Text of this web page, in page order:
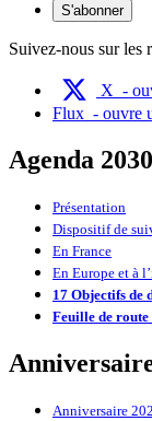
S'abonner
Suivez-nous sur les
X -
Flux - ouvre
Agenda 2030
Présentation
Dispositif de
En France
En Europe et à
17 Objectifs de
Feuille de route
Anniversaire